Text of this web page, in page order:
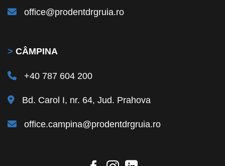
office@prodentdrgruia.ro
> CÂMPINA
+40 787 604 200
Bd. Carol I, nr. 64, Jud. Prahova
office.campina@prodentdrgruia.ro